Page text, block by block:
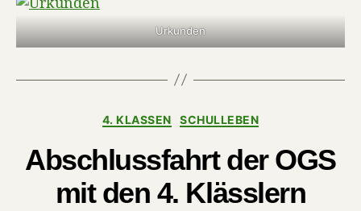
Urkunden
Kategorien
4. KLASSEN SCHULLEBEN
Abschlussfahrt der OGS
mit den 4. Klässlern